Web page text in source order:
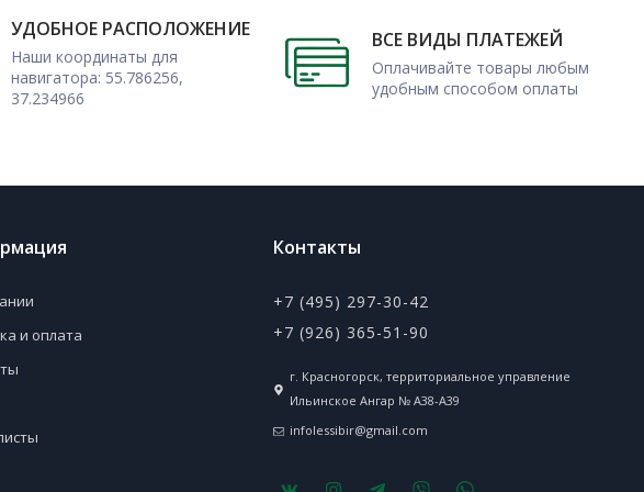
УДОБНОЕ РАСПОЛОЖЕНИЕ
Наши координаты для
навигатора: 55.786256,
37.234966
ВСЕ ВИДЫ ПЛАТЕЖЕЙ
Оплачивайте товары любым
удобным способом оплаты
и оплата
Контакты
+7 (495) 297-30-42
+7 (926) 365-51-90
г. Красногорск, территориальное управление
Ильинское Ангар № А38-А39
infolessibir@gmail.com